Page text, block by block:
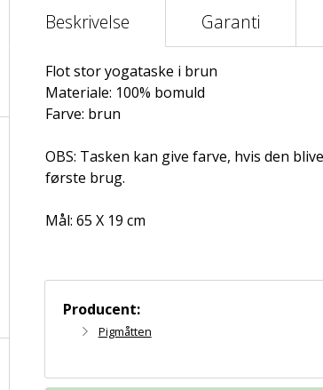
Beskrivelse Garanti
Flot stor yogataske i brun
Materiale: 100% bomuld
Farve: brun
OBS: Tasken kan give farve, hvis den
første brug.
Mål: 65 X 19 cm
Producent:
Pigmåtten